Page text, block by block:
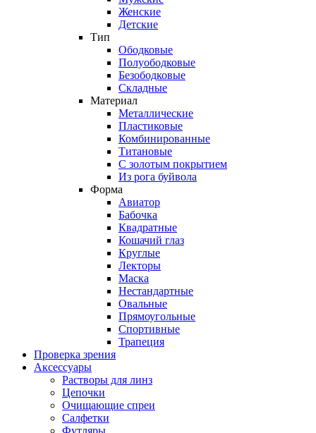
Женские
Детские
Тип
Ободковые
Полуободковые
Безободковые
Складные
Материал
Металлические
Пластиковые
Комбинированные
Титановые
С золотым покрытием
Из рога буйвола
Форма
Авиатор
Бабочка
Квадратные
Кошачий глаз
Круглые
Лекторы
Маска
Нестандартные
Овальные
Прямоугольные
Спортивные
Трапеция
Проверка зрения
Аксессуары
Растворы для линз
Цепочки
Очищающие спреи
Салфетки
Футляры